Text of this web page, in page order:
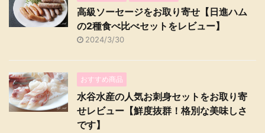
高級ソーセージをお取り寄せ【日進ハム
の2種食べ比べセットをレビュー】
2024/3/30
おすすめ商品
水谷水産の人気お刺身セットをお取り寄
せレビュー【鮮度抜群！格別な美味しさ
です】